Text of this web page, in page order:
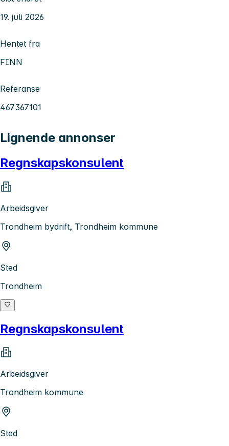
19. juli 2026
Hentet fra
FINN
Referanse
467367101
Lignende annonser
Regnskapskonsulent
Arbeidsgiver
Trondheim bydrift, Trondheim kommune
Sted
Trondheim
Regnskapskonsulent
Arbeidsgiver
Trondheim kommune
Sted